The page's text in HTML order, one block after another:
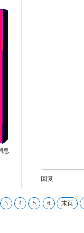
息
回复
3 4 5 6 末页